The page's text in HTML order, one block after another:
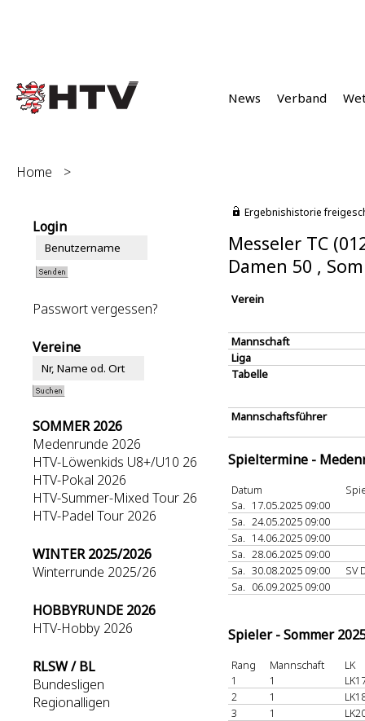
News Verband
Home >
Login
Passwort vergessen?
Vereine
SOMMER 2026
Medenrunde 2026
HTV-Löwenkids U8+/U10 26
HTV-Pokal 2026
HTV-Summer-Mixed Tour 26
HTV-Padel Tour 2026
WINTER 2025/2026
Winterrunde 2025/26
HOBBYRUNDE 2026
HTV-Hobby 2026
RLSW / BL
Bundesligen
Regionalligen
Ergebnishistorie
Messeler TC
Damen 50 ,
Verein
Mannschaft
Liga
Tabelle
Mannschaftsführer
Spieltermine -
Datum
Sa. 17.05.2025 09:00
Sa. 24.05.2025 09:00
Sa. 14.06.2025 09:00
Sa. 28.06.2025 09:00
Sa. 30.08.2025 09:00
SV
Sa. 06.09.2025 09:00
Spieler - Sommer
Rang Mannschaft
LK
1
1
2
1
3
1